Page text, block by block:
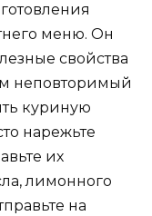
меню. Он
свойства
неповторимый
куриную
нарежьте
их
лимонного
на